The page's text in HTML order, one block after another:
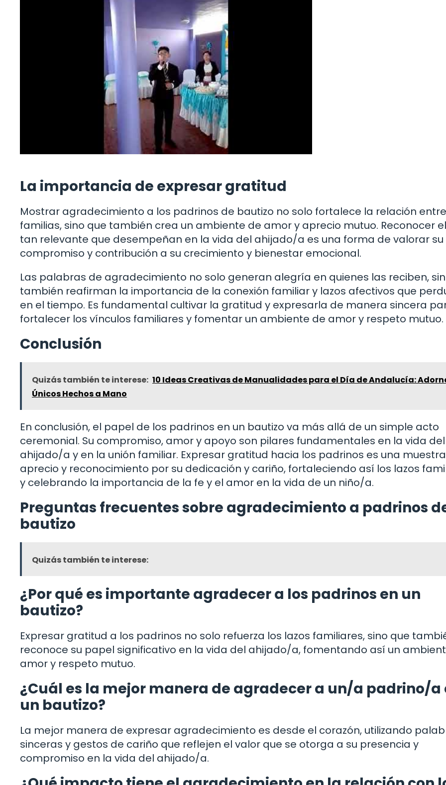
La importancia de expresar gratitud
Mostrar agradecimiento a los padrinos de bautizo no solo fortalece la relación
familias, sino que también crea un ambiente de amor y aprecio mutuo. Reconocer
tan relevante que desempeñan en la vida del ahijado/a es una forma de valorar su
compromiso y contribución a su crecimiento y bienestar emocional.
Las palabras de agradecimiento no solo generan alegría en quienes las reciben,
también reafirman la importancia de la conexión familiar y lazos afectivos que
en el tiempo. Es fundamental cultivar la gratitud y expresarla de manera sincera
fortalecer los vínculos familiares y fomentar un ambiente de amor y respeto mutuo.
Conclusión
Quizás también te interese: 10 Ideas Creativas de Manualidades para el Día de Andalucía:
Únicos Hechos a Mano
En conclusión, el papel de los padrinos en un bautizo va más allá de un simple acto
ceremonial. Su compromiso, amor y apoyo son pilares fundamentales en la vida del
ahijado/a y en la unión familiar. Expresar gratitud hacia los padrinos es una
aprecio y reconocimiento por su dedicación y cariño, fortaleciendo así los lazos
y celebrando la importancia de la fe y el amor en la vida de un niño/a.
Preguntas frecuentes sobre agradecimiento a padrinos
bautizo
Quizás también te interese:
¿Por qué es importante agradecer a los padrinos en un
bautizo?
Expresar gratitud a los padrinos no solo refuerza los lazos familiares, sino que
reconoce su papel significativo en la vida del ahijado/a, fomentando así un
amor y respeto mutuo.
¿Cuál es la mejor manera de agradecer a un/a padrino/a
un bautizo?
La mejor manera de expresar agradecimiento es desde el corazón, utilizando
sinceras y gestos de cariño que reflejen el valor que se otorga a su presencia y
compromiso en la vida del ahijado/a.